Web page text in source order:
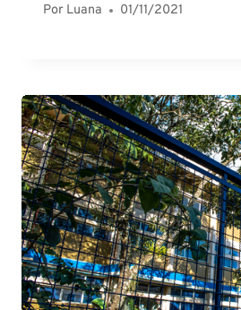
Por Luana 01/11/2021